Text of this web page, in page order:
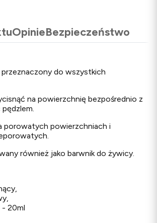
OpinieBezpieczeństwo
do wszystkich
na powierzchnię bezpośrednio z
pędzlem.
porowatych powierzchniach i
również jako barwnik do żywicy.
20ml